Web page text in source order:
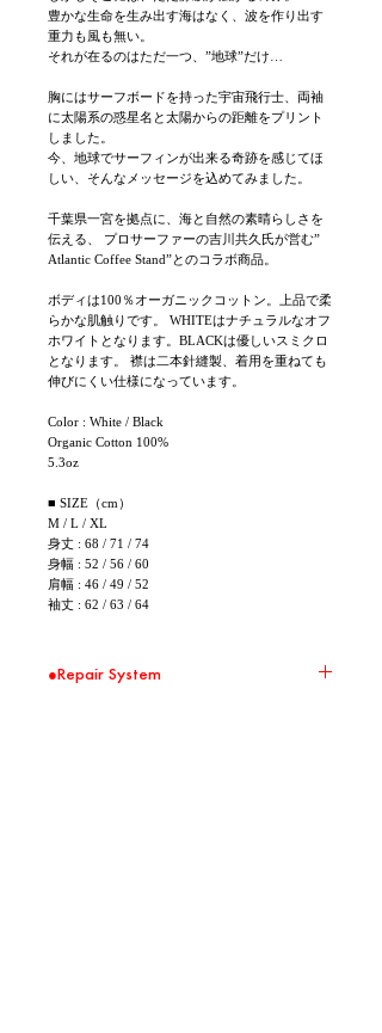
豊かな生命を生み出す海はなく、波を作り出す
重力も風も無い。
それが在るのはただ一つ、”地球”だけ…
胸にはサーフボードを持った宇宙飛行士、両袖
に太陽系の惑星名と太陽からの距離をプリント
しました。
今、地球でサーフィンが出来る奇跡を感じてほ
しい、そんなメッセージを込めてみました。
千葉県一宮を拠点に、海と自然の素晴らしさを
伝える、 プロサーファーの吉川共久氏が営む”
Atlantic Coffee Stand”とのコラボ商品。
ボディは100％オーガニックコットン。上品で柔
らかな肌触りです。 WHITEはナチュラルなオフ
ホワイトとなります。BLACKは優しいスミクロ
となります。 襟は二本針縫製、着用を重ねても
伸びにくい仕様になっています。
Color : White / Black
Organic Cotton 100%
5.3oz
■ SIZE（cm）
M / L / XL
身丈 : 68 / 71 / 74
身幅 : 52 / 56 / 60
肩幅 : 46 / 49 / 52
袖丈 : 62 / 63 / 64
●Repair System